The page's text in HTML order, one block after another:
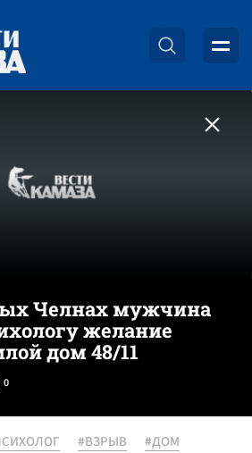
Челнах мужчина
желание
дом 48/11
0
#ВЗРЫВ
#ДОМ